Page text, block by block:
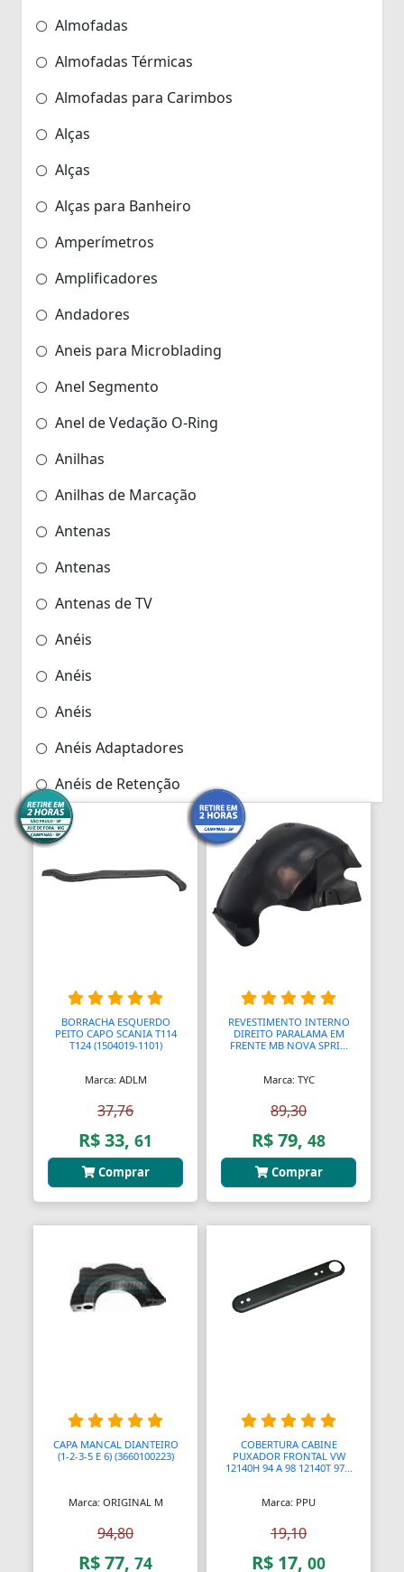
Almofadas
Almofadas Térmicas
Almofadas para Carimbos
Alças
Alças
Alças para Banheiro
Amperímetros
Amplificadores
Andadores
Aneis para Microblading
Anel Segmento
Anel de Vedação O-Ring
Anilhas
Anilhas de Marcação
Antenas
Antenas
Antenas de TV
Anéis
Anéis
Anéis
Anéis Adaptadores
Anéis de Retenção
Aparelhos Autónomos
Aparelhos de Osmoses Reversa
Apoios de Braço
Apoios para Pés
Apontadores
Aquecedores
Aquecedores
Aquecedores para Dutos de Ar
Areia
Aros
Arrastes
Arruelas
BORRACHA ESQUERDO
PEITO CAPO SCANIA T114
T124 (1504019-1101)
Marca: ADLM
37,76
R$ 33, 61
Comprar
REVESTIMENTO INTERNO
DIREITO PARALAMA EM
FRENTE MB NOVA SPRI...
Marca: TYC
89,30
R$ 79, 48
Comprar
CAPA MANCAL DIANTEIRO
(1-2-3-5 E 6) (3660100223)
Marca: ORIGINAL M
94,80
R$ 77, 74
COBERTURA CABINE
PUXADOR FRONTAL VW
12140H 94 A 98 12140T 97...
Marca: PPU
19,10
R$ 17, 00